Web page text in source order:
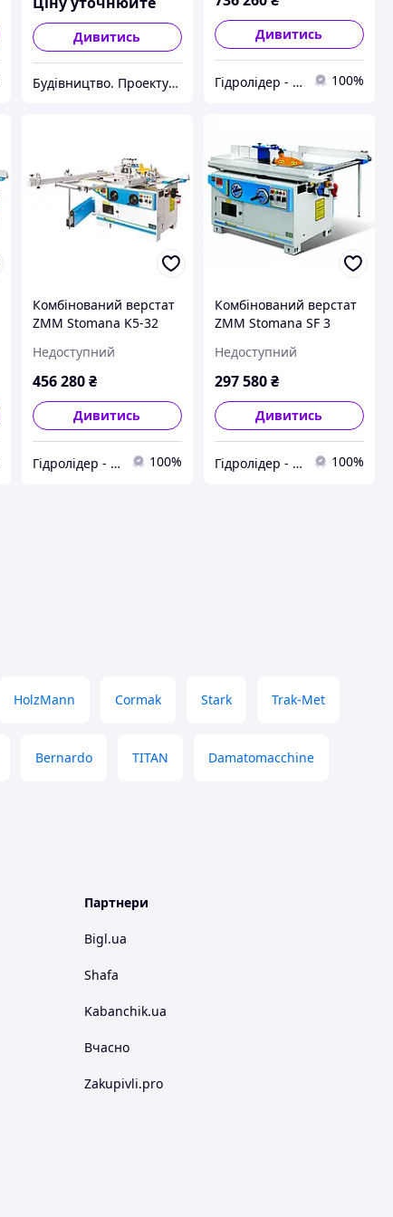
Дивитись
Будівництво. Проектування. Комплектація
Дивитись
Гідролідер - агротехніка, промислове та будівельне обладнання 100%
Комбінований верстат
ZMM Stomana K5-32
Недоступний
456 280 ₴
Дивитись
Гідролідер - агротехніка, промислове та будівельне обладнання 100%
Комбінований верстат
ZMM Stomana SF 3
Недоступний
297 580₴
Дивитись
Гідролідер - агротехніка, промислове та будівельне обладнання 100%
HolzMann Cormak Stark Trak-Met
Bernardo TITAN Damatomacchine
Партнери
Bigl.ua
Shafa
Kabanchik.ua
Вчасно
Zakupivli.pro